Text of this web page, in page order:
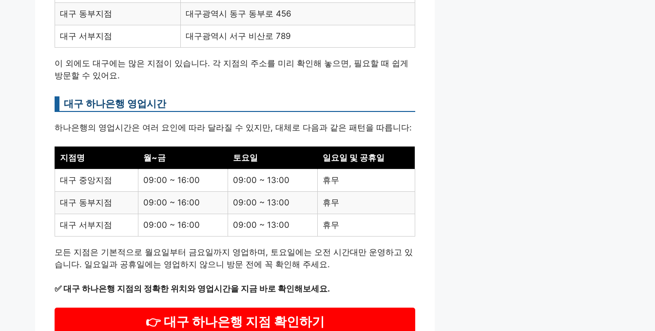
대구 동부지점 대구광역시 동구 동부로 456
대구 서부지점 대구광역시 서구 비산로 789
이 외에도 대구에는 많은 지점이 있습니다. 각 지점의 주소를 미리 확인해 놓으면, 필요할 때 쉽게
방문할 수 있어요.
대구 하나은행 영업시간
하나은행의 영업시간은 여러 요인에 따라 달라질 수 있지만, 대체로 다음과 같은 패턴을 따릅니다:
지점명 월~금 토요일 일요일 및 공휴일
대구 중앙지점 09:00 ~ 16:00 09:00 ~ 13:00 휴무
대구 동부지점 09:00 ~ 16:00 09:00 ~ 13:00 휴무
대구 서부지점 09:00 ~ 16:00 09:00 ~ 13:00 휴무
모든 지점은 기본적으로 월요일부터 금요일까지 영업하며, 토요일에는 오전 시간대만 운영하고 있
습니다. 일요일과 공휴일에는 영업하지 않으니 방문 전에 꼭 확인해 주세요.
✅대구 하나은행 지점의 정확한 위치와 영업시간을 지금 바로 확인해보세요.
👉 대구 하나은행 지점 확인하기